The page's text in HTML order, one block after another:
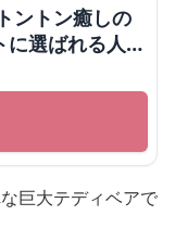
ントン癒しの
に選ばれる人気
巨大テディベアで